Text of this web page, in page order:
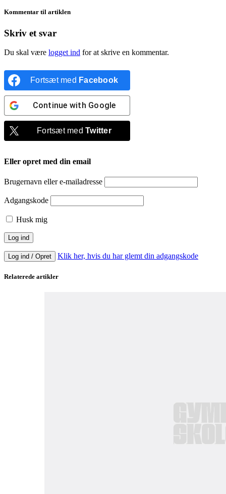
Kommentar til artiklen
Skriv et svar
Du skal være logget ind for at skrive en kommentar.
Fortsæt med Facebook
Continue with Google
Fortsæt medTwitter
Eller opret med din email
Brugernavn eller e-mailadresse
Adgangskode
Husk mig
Log ind / Opret Klik her, hvis du har glemt din adgangskode
Relaterede artikler